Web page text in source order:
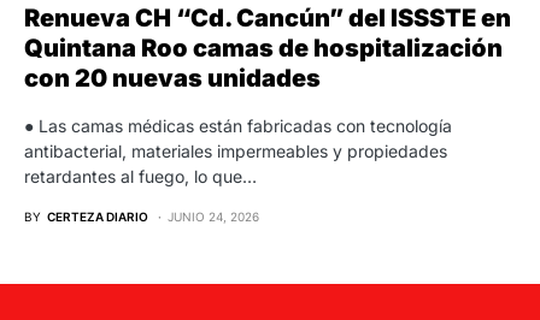
Renueva CH “Cd. Cancún” del ISSSTE en
Quintana Roo camas de hospitalización
con 20 nuevas unidades
● Las camas médicas están fabricadas con tecnología
antibacterial, materiales impermeables y propiedades
retardantes al fuego, lo que…
BY CERTEZA DIARIO JUNIO 24, 2026